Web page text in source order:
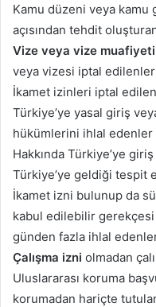
Kamu düzeni veya kamu
açısından tehdit
Vize veya vize muafiyeti
veya vizesi iptal edilenler
İkamet izinleri iptal
Türkiye’ye yasal giriş
hükümlerini ihlal edenler
Hakkında Türkiye’ye
Türkiye’ye geldiği tespit
İkamet izni bulunup da
kabul edilebilir
günden fazla ihlal
Çalışma izni olmadan
Uluslararası koruma
korumadan hariçte